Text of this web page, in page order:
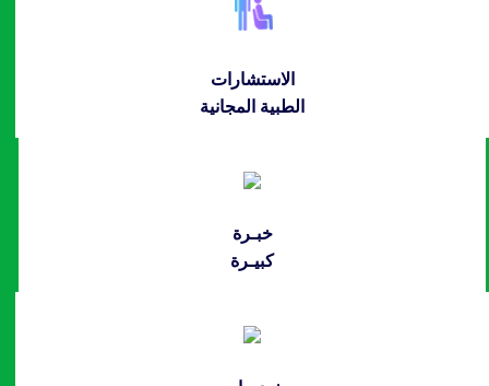
الاستشارات
الطبية المجانية
خبـرة
كبيـرة